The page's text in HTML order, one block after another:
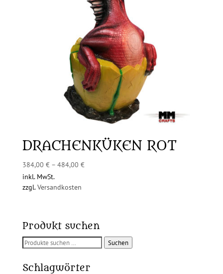
DRACHENKÜKEN ROT
384,00 €– 484,00 €
inkl. MwSt.
zzgl.Versandkosten
Produkt suchen
Suchen
Suchen
Schlagwörter